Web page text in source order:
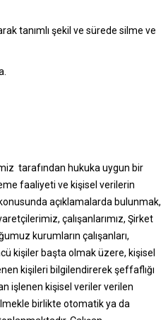
tanımlı şekil ve sürede silme ve
tarafından hukuka uygun bir
faaliyeti ve kişisel verilerin
açıklamalarda bulunmak,
çalışanlarımız, Şirket
kurumların çalışanları,
kişiler başta olmak üzere, kişisel
kişileri bilgilendirerek şeffaflığı
işlenen kişisel veriler verilen
birlikte otomatik ya da